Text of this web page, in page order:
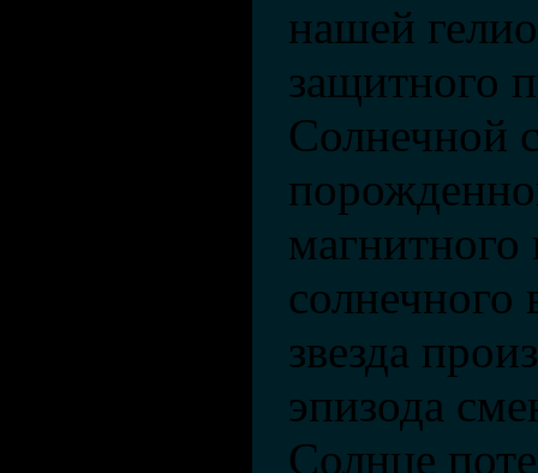
нашей
защитного
Солнечной
солнечного
звезда
эпизода
Солнце